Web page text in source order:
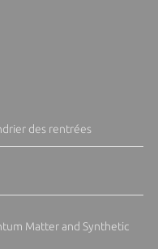
des rentrées
Matter and Synthetic